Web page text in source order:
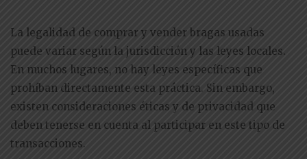
La legalidad de comprar y vender bragas usadas
puede variar según la jurisdicción y las leyes locales.
En muchos lugares, no hay leyes específicas que
prohíban directamente esta práctica. Sin embargo,
existen consideraciones éticas y de privacidad que
deben tenerse en cuenta al participar en este tipo de
transacciones.